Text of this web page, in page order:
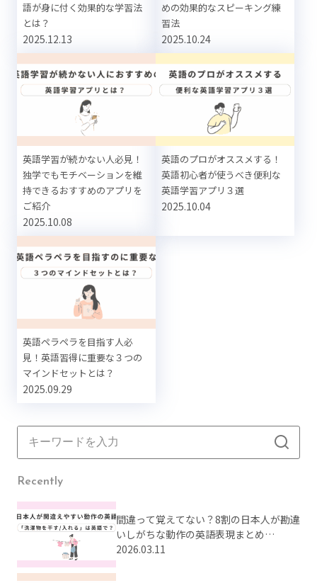
語が身に付く効果的な学習法
とは？
2025.12.13
めの効果的なスピーキング練
習法
2025.10.24
英語学習が続かない人必見！
独学でもモチベーションを維
持できるおすすめのアプリを
ご紹介
2025.10.08
英語のプロがオススメする！
英語初心者が使うべき便利な
英語学習アプリ３選
2025.10.04
英語ペラペラを目指す人必
見！英語習得に重要な３つの
マインドセットとは？
2025.09.29
Recently
間違って覚えてない？8割の日本人が勘違
いしがちな動作の英語表現まとめ
【Part2】
2026.03.11